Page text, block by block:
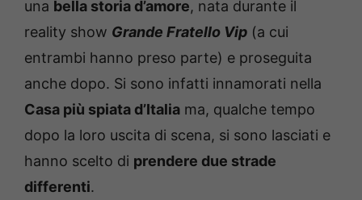
una bella storia d’amore, nata durante il
reality show Grande Fratello Vip (a cui
entrambi hanno preso parte) e proseguita
anche dopo. Si sono infatti innamorati nella
Casa più spiata d’Italia ma, qualche tempo
dopo la loro uscita di scena, si sono lasciati e
hanno scelto di prendere due strade
differenti.